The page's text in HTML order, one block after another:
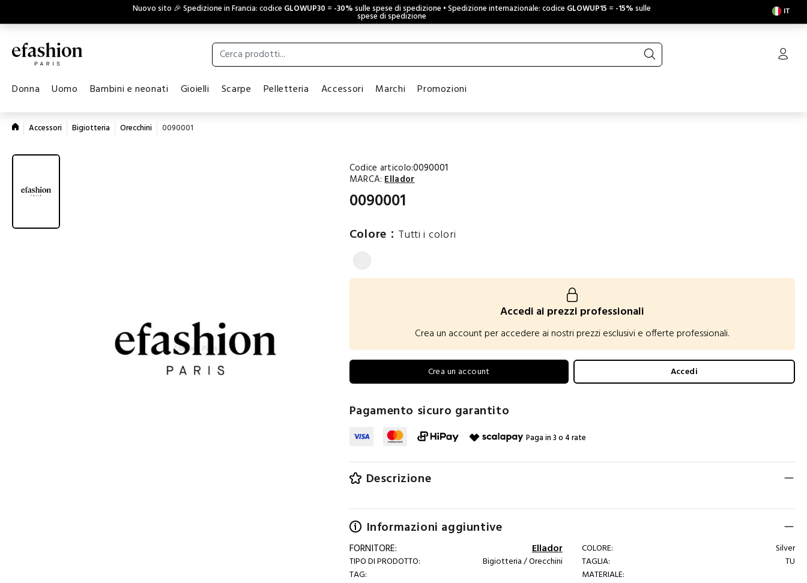
Nuovo sito 🎉 Spedizione in Francia: codice GLOWUP30 = -30%sulle spese di spedizione • Spedizione internazionale: codice GLOWUP15 = -15%sulle
spese di spedizione IT
Donna Uomo Bambini e neonati Gioielli Scarpe Pelletteria Accessori Marchi Promozioni
Accessori Bigiotteria Orecchini 0090001
Codice articolo:0090001
MARCA: Ellador
0090001
Colore : Tutti i colori
Accedi ai prezzi professionali
Crea un account per accedere ai nostri prezzi esclusivi e offerte professionali.
Crea un account Accedi
Pagamento sicuro garantito
Paga in 3 o 4 rate
Descrizione
Informazioni aggiuntive
FORNITORE: Ellador
TIPO DI PRODOTTO:
Bigiotteria / Orecchini
TAG:
COLORE:
Silver
TAGLIA:
TU
MATERIALE: